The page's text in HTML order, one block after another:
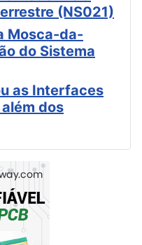
(NS021)
Mosca-da-
do Sistema
as Interfaces
dos